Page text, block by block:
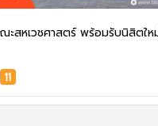
สหเวชศาสตร์ พร้อมรับนิสิตให